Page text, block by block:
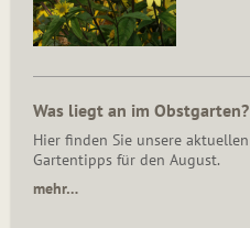
Was liegt an im Obstgarten?
Hier finden Sie unsere aktuellen
Gartentipps für den August.
mehr…